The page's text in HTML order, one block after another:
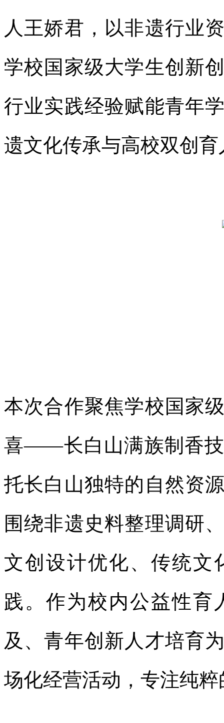
人王娇君，以非遗行业
学校国家级大学生创新
行业实践经验赋能青年
遗文化传承与高校双创
本次合作聚焦学校国家
喜——长白山满族制香技
托长白山独特的自然资
围绕非遗史料整理调研
文创设计优化、传统文
践。作为校内公益性育
及、青年创新人才培育
场化经营活动，专注纯